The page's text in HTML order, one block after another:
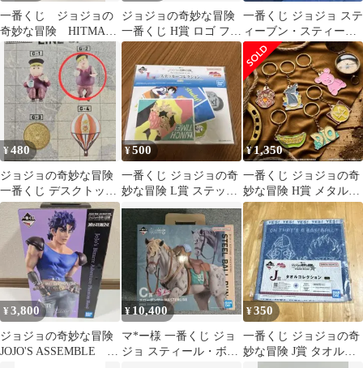
一番くじ ジョジョの
奇妙な冒険 HITMAN
TEAM E賞 イルーゾォ
ジョジョの奇妙な冒険
一番くじ H賞 ロゴ フィ
ギュア 第7部 LOGO
de
一番くじ ジョジョ ステ
ィーブン・スティール
小物入れ
¥480
ジョジョの奇妙な冒険
一番くじ デスクトップ
マスコット
¥500
一番くじ ジョジョの奇
妙な冒険 L賞 ステッカ
ーコレクション 黄金の
¥1,350
一番くじ ジョジョの奇
妙な冒険 H賞 メタルチ
ャーム コンプリートセ
ット
¥3,800
ジョジョの奇妙な冒険
JOJO'S ASSEMBLE A
¥ 10,400
マ*ー様 一番くじ ジョ
ジョ スティール・ボー
¥350
一番くじ ジョジョの奇
妙な冒険 J賞 タオルコ